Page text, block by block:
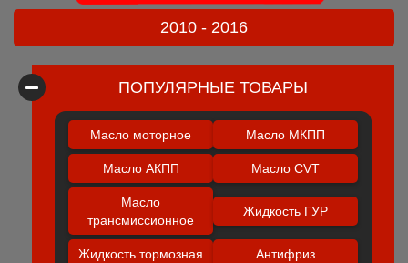
2010 - 2016
ПОПУЛЯРНЫЕ ТОВАРЫ
Масло моторное Масло МКПП
Масло АКПП Масло CVT
Масло
трансмиссионное
Жидкость ГУР
Жидкость тормозная Антифриз